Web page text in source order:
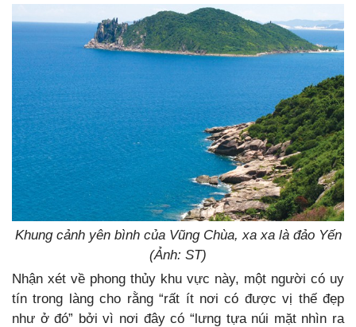
Khung cảnh yên bình của Vũng Chùa, xa xa là đảo Yến
(Ảnh: ST)
Nhận xét về phong thủy khu vực này, một người có uy
tín trong làng cho rằng “rất ít nơi có được vị thế đẹp
như ở đó” bởi vì nơi đây có “lưng tựa núi mặt nhìn ra